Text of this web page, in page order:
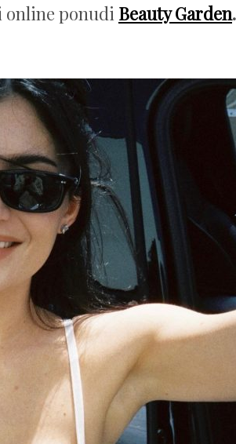
ponudi Beauty Garden.